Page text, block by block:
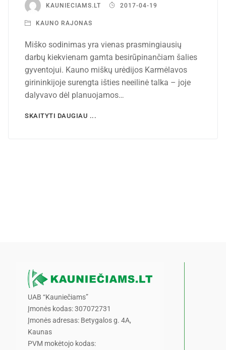
KAUNIECIAMS.LT 2017-04-19
KAUNO RAJONAS
Miško sodinimas yra vienas prasmingiausių
darbų kiekvienam gamta besirūpinančiam šalies
gyventojui. Kauno miškų urėdijos Karmėlavos
girininkijoje surengta išties neeilinė talka – joje
dalyvavo dėl planuojamos…
SKAITYTI DAUGIAU ...
UAB “Kauniečiams”
Įmonės kodas: 307072731
Įmonės adresas: Betygalos g. 4A,
Kaunas
PVM mokėtojo kodas: